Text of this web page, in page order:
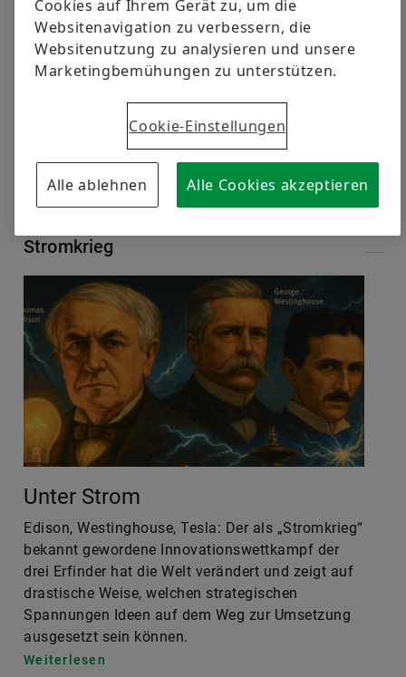
agieren mit hoch entwickelter KI und feinfühliger
Sensorik. Schaeffler-Experten erzählen, wohin die
Robotik-Reise geht.
Weiterlesen
Edison, Westinghouse, Tesla – der
Stromkrieg
Unter Strom
Edison, Westinghouse, Tesla: Der als „Stromkrieg“
bekannt gewordene Innovationswettkampf der
drei Erfinder hat die Welt verändert und zeigt auf
Spannungen Ideen auf dem Weg zur Umsetzung
ausgesetzt sein können.
E-Antriebe ohne Seltene Erden